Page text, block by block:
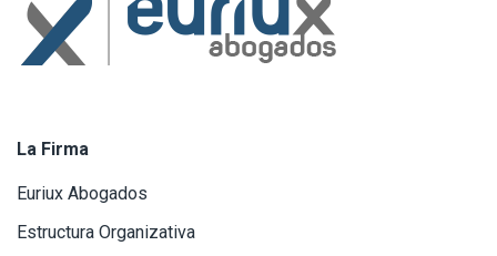
La Firma
Euriux Abogados
Estructura Organizativa